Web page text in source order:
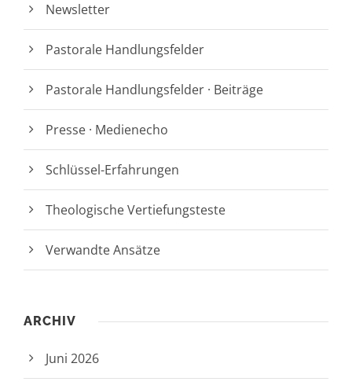
Newsletter
Pastorale Handlungsfelder
Pastorale Handlungsfelder · Beiträge
Presse · Medienecho
Schlüssel-Erfahrungen
Theologische Vertiefungsteste
Verwandte Ansätze
ARCHIV
Juni 2026